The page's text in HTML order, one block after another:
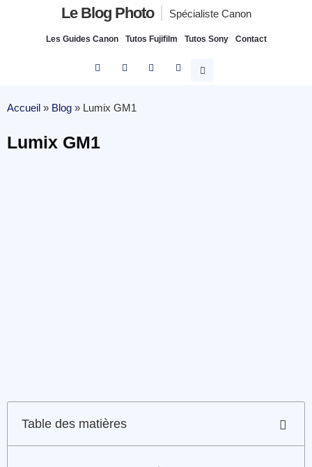
Le Blog Photo Spécialiste Canon
Les Guides Canon Tutos Fujifilm Tutos Sony Contact
Accueil » Blog » Lumix GM1
Lumix GM1
Table des matières